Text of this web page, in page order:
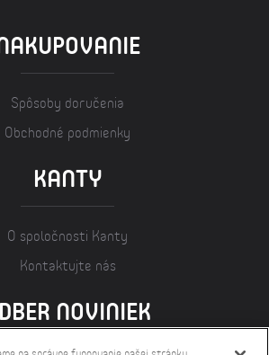
Spôsoby doručenia
Obchodné podmienky
KANTY
O spoločnosti Kanty
Kontaktujte nás
NOVINIEK